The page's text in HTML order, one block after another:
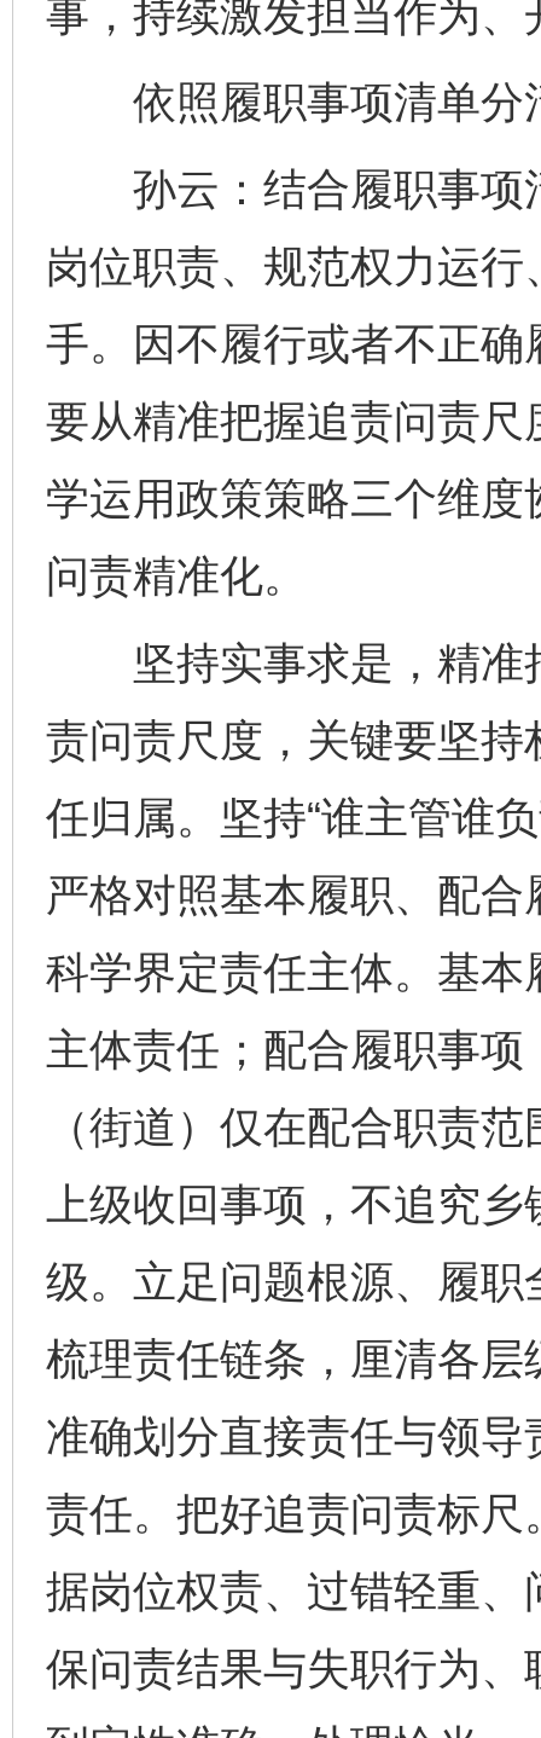
事，持续激发担当作为
依照履职事项清单分
孙云：结合履职事项
岗位职责、规范权力运
手。因不履行或者不正
要从精准把握追责问责
学运用政策策略三个维
问责精准化。
坚持实事求是，精准
责问责尺度，关键要坚
任归属。坚持“谁主管谁
严格对照基本履职、配
科学界定责任主体。基
主体责任；配合履职事
（街道）仅在配合职责
上级收回事项，不追究
级。立足问题根源、履
梳理责任链条，厘清各
准确划分直接责任与领
责任。把好追责问责标
据岗位权责、过错轻重
保问责结果与失职行为